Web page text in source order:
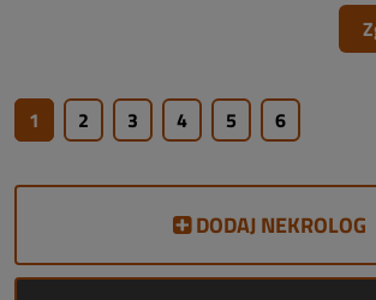
1 2 3 4 5 6
DODAJ NEKROLOG